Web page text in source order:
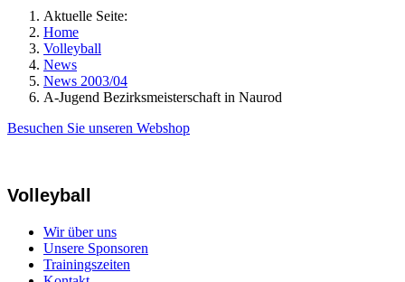
Aktuelle Seite:
Home
Volleyball
News
News 2003/04
A-Jugend Bezirksmeisterschaft in Naurod
Besuchen Sie unseren Webshop
Volleyball
Wir über uns
Unsere Sponsoren
Trainingszeiten